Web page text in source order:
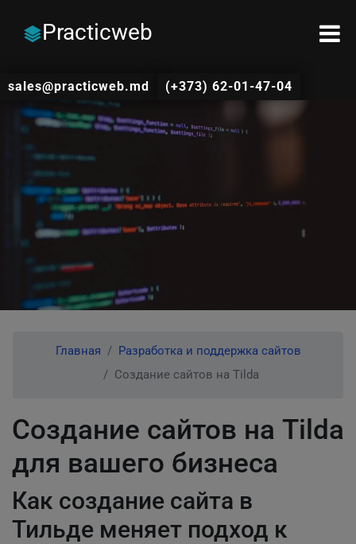
Practicweb
sales@practicweb.md (+373) 62-01-47-04
Главная
Разработка и поддержка сайтов
Создание сайтов на Tilda
Создание сайтов на Tilda
для вашего бизнеса
Как создание сайта в
Тильде меняет подход к